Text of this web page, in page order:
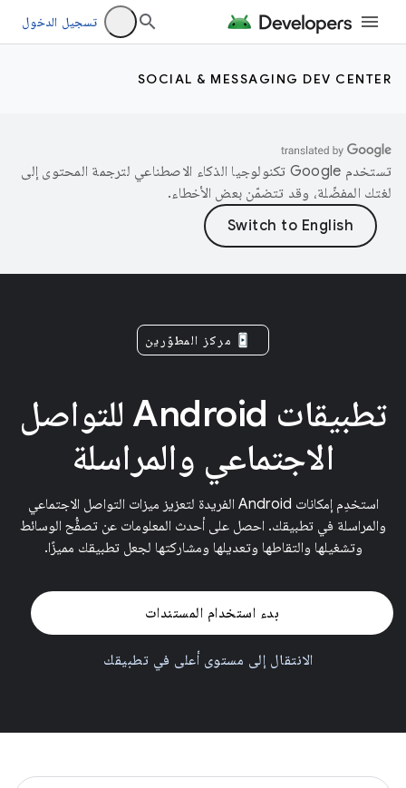
تسجيل الدخول
SOCIAL & MESSAGING DEV CENTER
تستخدم Google تكنولوجيا الذكاء الاصطناعي لترجمة المحتوى إلى
لغتك المفضّلة، وقد تتضمّن بعض الأخطاء.
مركز المطوّرين
تطبيقات Android للتواصل
الاجتماعي والمراسلة
استخدِم إمكانات Android الفريدة لتعزيز ميزات التواصل الاجتماعي
والمراسلة في تطبيقك. احصل على أحدث المعلومات عن تصفُّح الوسائط
وتشغيلها والتقاطها وتعديلها ومشاركتها لجعل تطبيقك مميزًا.
بدء استخدام المستندات
الانتقال إلى مستوى أعلى في تطبيقك